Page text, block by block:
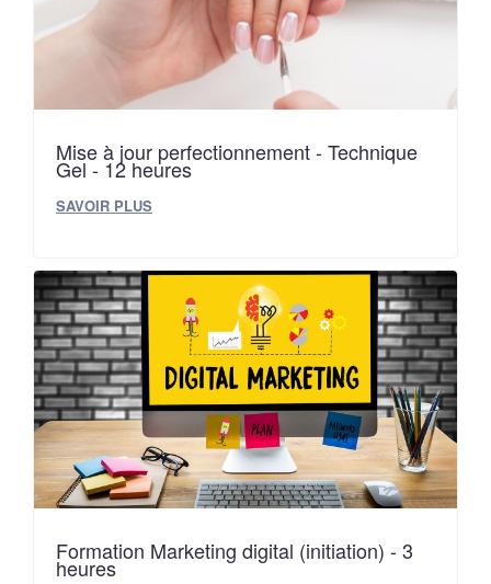
Mise à jour perfectionnement - Technique
Gel - 12 heures
SAVOIR PLUS
Formation Marketing digital (initiation) - 3
heures